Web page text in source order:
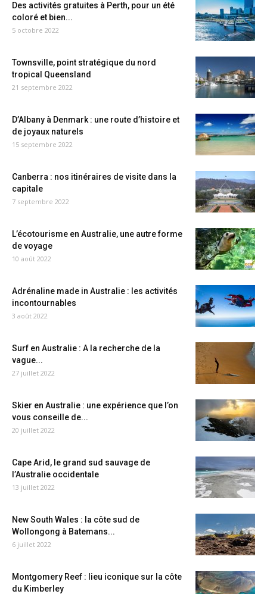
Des activités gratuites à Perth, pour un été
coloré et bien...
5 octobre 2022
Townsville, point stratégique du nord
tropical Queensland
21 septembre 2022
D’Albany à Denmark : une route d’histoire et
de joyaux naturels
15 septembre 2022
Canberra : nos itinéraires de visite dans la
capitale
7 septembre 2022
L’écotourisme en Australie, une autre forme
de voyage
10 août 2022
Adrénaline made in Australie : les activités
incontournables
3 août 2022
Surf en Australie : A la recherche de la
vague...
27 juillet 2022
Skier en Australie : une expérience que l’on
vous conseille de...
20 juillet 2022
Cape Arid, le grand sud sauvage de
l’Australie occidentale
13 juillet 2022
New South Wales : la côte sud de
Wollongong à Batemans...
6 juillet 2022
Montgomery Reef : lieu iconique sur la côte
du Kimberley